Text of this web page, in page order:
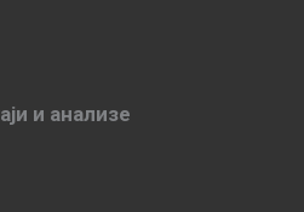
и анализе